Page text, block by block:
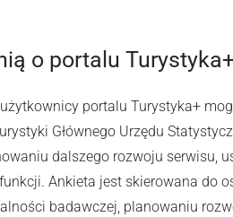
o portalu
portalu Turystyka+
Głównego Urzędu
dalszego rozwoju serwisu,
Ankieta jest skierowana do
badawczej, planowaniu